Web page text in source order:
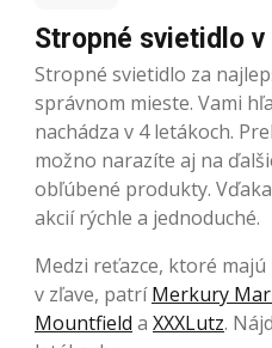
Stropné svietidlo
Stropné svietidlo za
správnom mieste. Vami
nachádza v 4 letákoch.
možno narazíte aj na
obľúbené produkty. Vďaka
akcií rýchle a jednoduché.
Medzi reťazce, ktoré
v zľave, patríMerkury
Mountfield a XXXLutz.